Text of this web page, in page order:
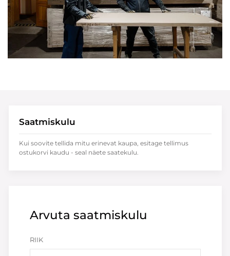
Arvuta saatmiskulu
RIIK
Saatmiskulu
Kui soovite tellida mitu erinevat kaupa, esitage tellimus
ostukorvi kaudu - seal näete saatekulu.